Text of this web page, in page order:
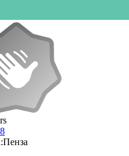
Пенза